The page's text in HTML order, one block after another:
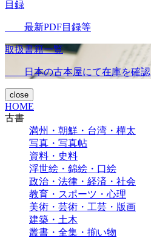
目録
最新PDF目録等
取扱書籍一覧
日本の古本屋にて在庫を確認
close
HOME
古書
満州・朝鮮・台湾・樺太
写真・写真帖
資料・史料
浮世絵・錦絵・口絵
政治・法律・経済・社会
教育・スポーツ・心理
美術・芸術・工芸・版画
建築・土木
叢書・全集・揃い物